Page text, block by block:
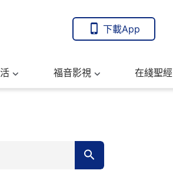
下載App
福音影視 在綫聖經